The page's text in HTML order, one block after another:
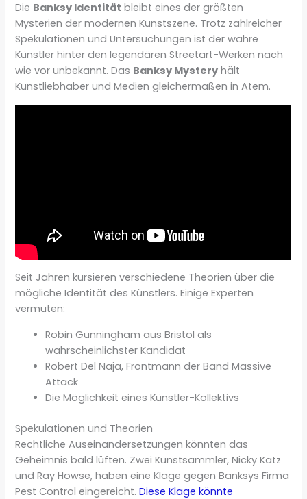
Die Banksy Identität bleibt eines der größten
Mysterien der modernen Kunstszene. Trotz zahlreicher
Spekulationen und Untersuchungen ist der wahre
Künstler hinter den legendären Streetart-Werken nach
wie vor unbekannt. Das Banksy Mystery hält
Kunstliebhaber und Medien gleichermaßen in Atem.
Seit Jahren kursieren verschiedene Theorien über die
mögliche Identität des Künstlers. Einige Experten
vermuten:
Robin Gunningham aus Bristol als
wahrscheinlichster Kandidat
Robert Del Naja, Frontmann der Band Massive
Attack
Die Möglichkeit eines Künstler-Kollektivs
Spekulationen und Theorien
Rechtliche Auseinandersetzungen könnten das
Geheimnis bald lüften. Zwei Kunstsammler, Nicky Katz
und Ray Howse, haben eine Klage gegen Banksys Firma
Pest Control eingereicht.Diese Klage könnte